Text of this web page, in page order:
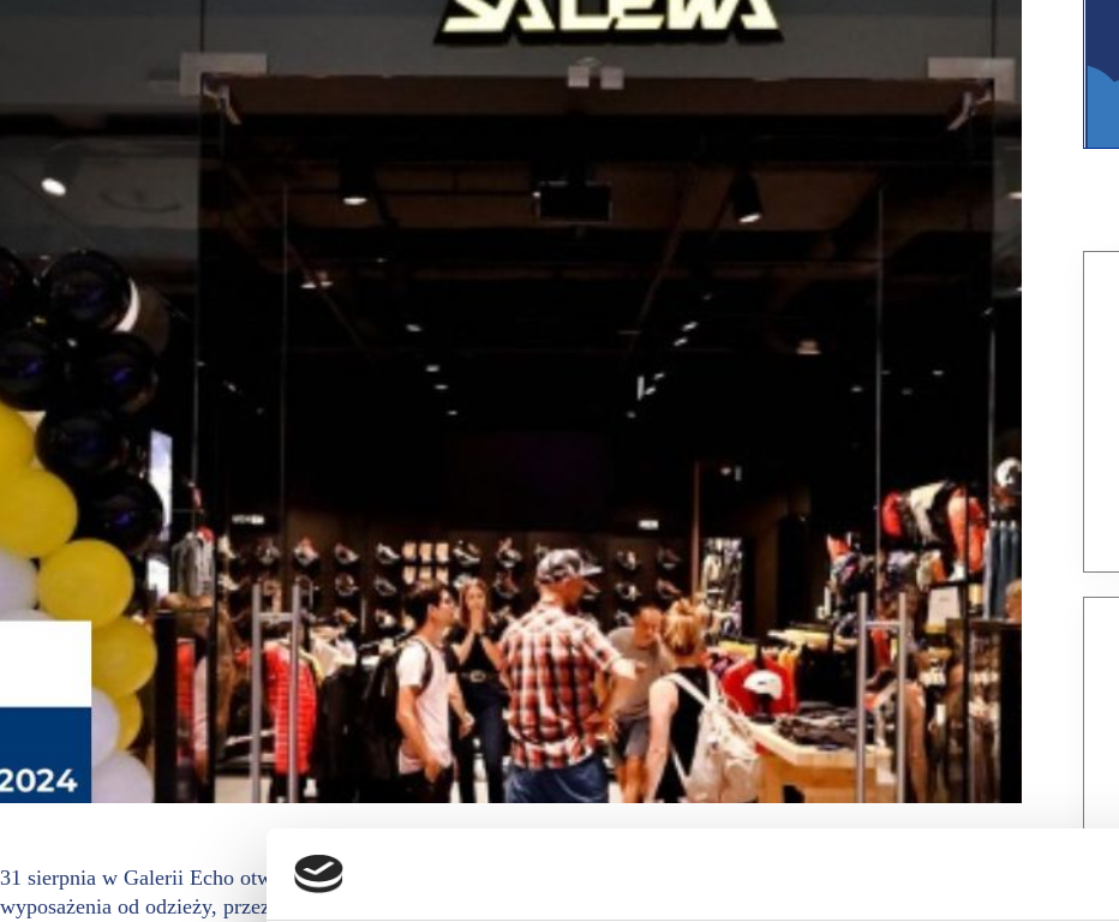
31 sierpnia w Galerii Echo otwarty został Salewa Store. Na poziomie -1 pasjonaci gór znajdą bogaty asortyment
wyposażenia od odzieży, przez obuwie, akcesoria po sprzęt. EPP jest wystawcą targów